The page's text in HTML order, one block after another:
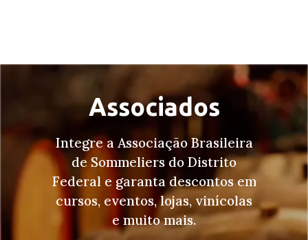
Associados
Integre a Associação Brasileira
de Sommeliers do Distrito
Federal e garanta descontos em
cursos, eventos, lojas, vinícolas
e muito mais.